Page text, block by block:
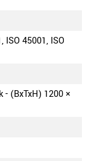
ISO 45001, ISO
- (BxTxH) 1200 ×